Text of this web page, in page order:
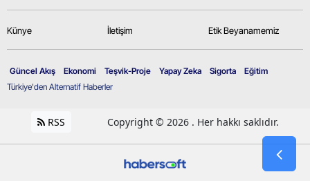
Künye İletişim Etik Beyanamemiz
Türkiye'den Alternatif Haberler
Güncel Akış Ekonomi Teşvik-Proje Yapay Zeka Sigorta Eğitim
RSS Copyright © 2026 . Her hakkı saklıdır.